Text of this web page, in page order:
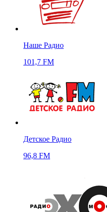
Наше Радио
101,7 FM
Детское Радио
96,8 FM